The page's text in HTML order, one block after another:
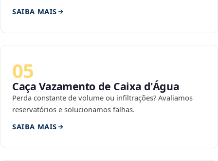
SAIBA MAIS
05
Caça Vazamento de Caixa d'Água
Perda constante de volume ou infiltrações? Avaliamos
reservatórios e solucionamos falhas.
SAIBA MAIS